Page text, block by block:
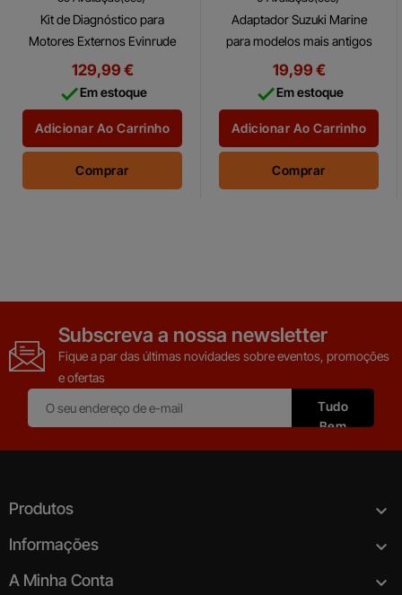
Kit de Diagnóstico para
Motores Externos Evinrude
Os Genuine Evinrude
Diagnostics podem
finalmente ser oferecidos em
workshops independentes
de...
129,99 €
Em estoque
Adicionar Ao Carrinho
Comprar
Adaptador Suzuki Marine
para modelos mais antigos
Adaptador Suzuki para
conectar a modelos mais
antigos ou motores de popa.
19,99 €
Em estoque
Adicionar Ao Carrinho
Comprar
Subscreva a nossa newsletter
Fique a par das últimas novidades sobre eventos, promoções
e ofertas
Produtos 
Informações 
A Minha Conta 